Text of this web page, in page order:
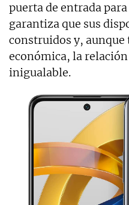
puerta de entrada
garantiza que sus
construidos y, aunque
económica, la
inigualable.